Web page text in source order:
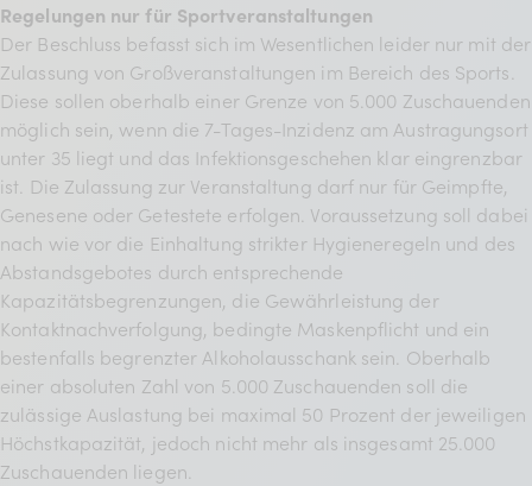
Regelungen nur für Sportveranstaltungen
Der Beschluss befasst sich im Wesentlichen leider nur mit der
Zulassung von Großveranstaltungen im Bereich des Sports.
Diese sollen oberhalb einer Grenze von 5.000 Zuschauenden
möglich sein, wenn die 7-Tages-Inzidenz am Austragungsort
unter 35 liegt und das Infektionsgeschehen klar eingrenzbar
ist. Die Zulassung zur Veranstaltung darf nur für Geimpfte,
Genesene oder Getestete erfolgen. Voraussetzung soll dabei
nach wie vor die Einhaltung strikter Hygieneregeln und des
Abstandsgebotes durch entsprechende
Kapazitätsbegrenzungen, die Gewährleistung der
Kontaktnachverfolgung, bedingte Maskenpflicht und ein
bestenfalls begrenzter Alkoholausschank sein. Oberhalb
einer absoluten Zahl von 5.000 Zuschauenden soll die
zulässige Auslastung bei maximal 50 Prozent der jeweiligen
Höchstkapazität, jedoch nicht mehr als insgesamt 25.000
Zuschauenden liegen.